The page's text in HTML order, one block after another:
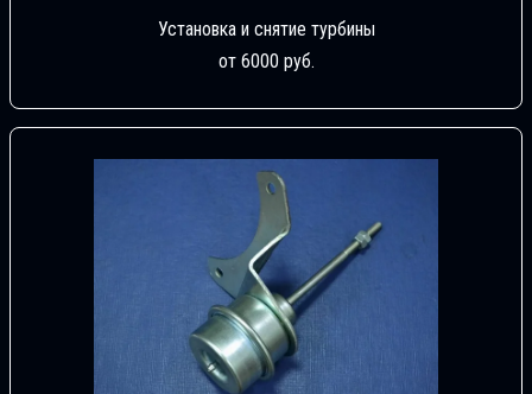
Установка и снятие турбины
от 6000 руб.